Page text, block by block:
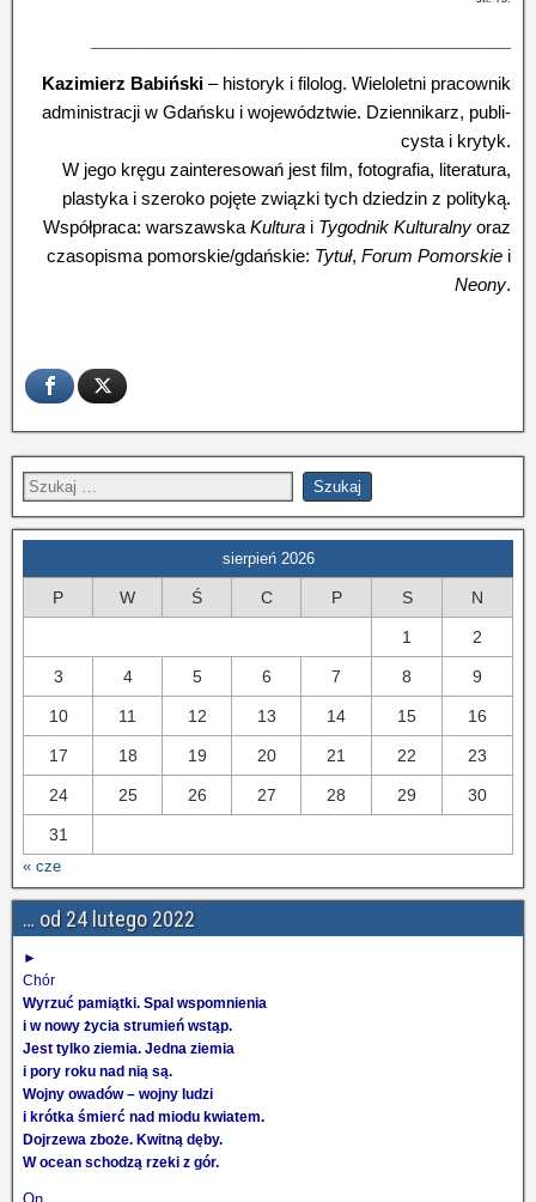
Kazimierz Babiński – historyk i filolog. Wieloletni pracownik
administracji w Gdańsku i województwie. Dziennikarz, publi­
cysta i krytyk.
W jego kręgu zainteresowań jest film, fotografia, literatura,
plastyka i szeroko pojęte związki tych dziedzin z polityką.
Współpraca: warszawska Kultura i Tygodnik Kulturalny oraz
czasopisma pomorskie/gdańskie: Tytuł, Forum Pomorskie i
Neony.
sierpień 2026
P W Ś C P S N
1 2
3 4 5 6 7 8 9
10 11 12 13 14 15 16
17 18 19 20 21 22 23
24 25 26 27 28 29 30
31
« cze
… od 24 lutego 2022
►
Chór
Wyrzuć pamiątki. Spal wspomnienia
i w nowy życia strumień wstąp.
Jest tylko ziemia. Jedna ziemia
i pory roku nad nią są.
Wojny owadów – wojny ludzi
i krótka śmierć nad miodu kwiatem.
Dojrzewa zboże. Kwitną dęby.
W ocean schodzą rzeki z gór.